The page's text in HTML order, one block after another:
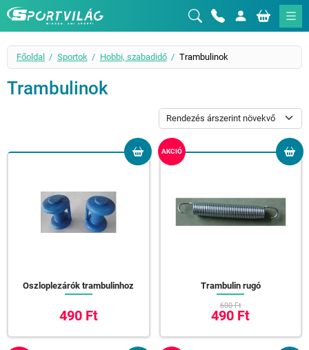
Sportvilág
Főoldal Sportok Hobbi, szabadidő Trambulinok
Trambulinok
Oszloplezárók trambulinhoz
490 Ft
AKCIÓ
Trambulin rugó
600 Ft
490 Ft